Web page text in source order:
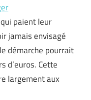
paient leur
jamais envisagé
démarche pourrait
d’euros. Cette
largement aux